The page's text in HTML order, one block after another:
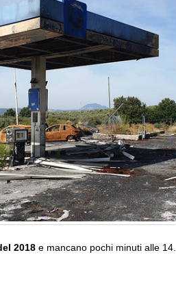
2018e mancano pochi minuti alle 14.